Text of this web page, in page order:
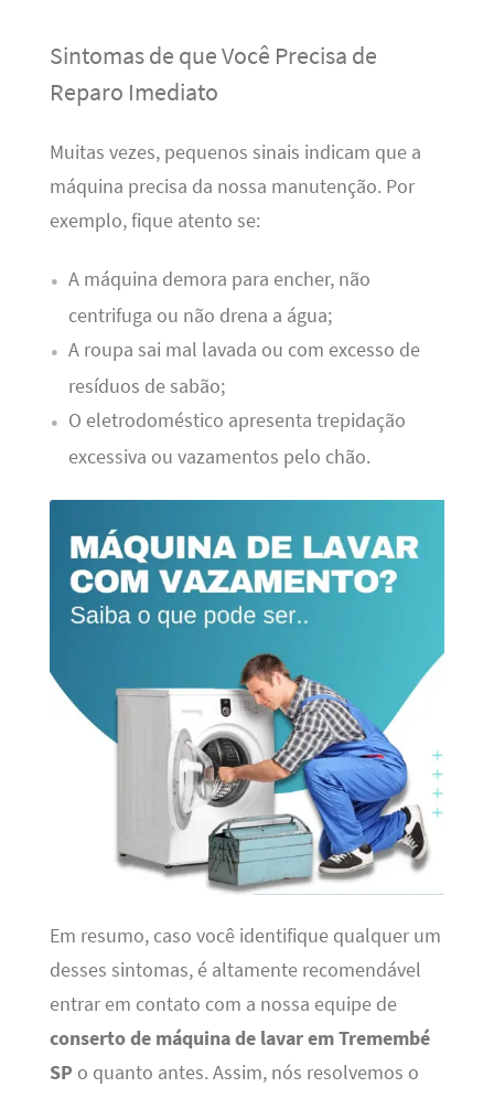
Sintomas de que Você Precisa de
Reparo Imediato
Muitas vezes, pequenos sinais indicam que a
máquina precisa da nossa manutenção. Por
exemplo, fique atento se:
A máquina demora para encher, não
centrifuga ou não drena a água;
A roupa sai mal lavada ou com excesso de
resíduos de sabão;
O eletrodoméstico apresenta trepidação
excessiva ou vazamentos pelo chão.
Em resumo, caso você identifique qualquer um
desses sintomas, é altamente recomendável
entrar em contato com a nossa equipe de
conserto de máquina de lavar em Tremembé
SP o quanto antes. Assim, nós resolvemos o